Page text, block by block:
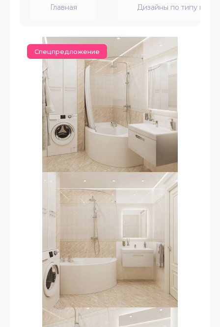
Главная Дизайны по типу
Спецпредложение